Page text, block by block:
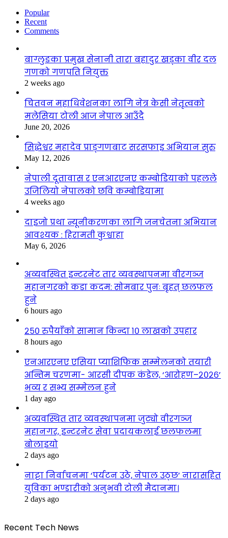
Popular
Recent
Comments
बाग्लुङका प्रमुख सेनानी तारा बहादुर खड्का वीर दल
गणको गणपति नियुक्त
2 weeks ago
चितवन महाधिवेशनका लागि नेत्र केसी नेतृत्वको
मलेसिया टोली आज नेपाल आउँदै
June 20, 2026
सिद्धेश्वर महादेव प्राङ्गणबाट सरसफाइ अभियान सुरु
May 12, 2026
नेपाली दूतावास र एनआरएनए कम्बोडियाको पहलले
उजिलियो नेपालको छवि कम्बोडियामा
4 weeks ago
दाइजो प्रथा न्यूनीकरणका लागि जनचेतना अभियान
आवश्यक : हिरामती कुश्वाहा
May 6, 2026
अव्यवस्थित इन्टरनेट तार व्यवस्थापनमा वीरगञ्ज
महानगरको कडा कदम: सोमबार पुनः बृहत् छलफल
हुने
6 hours ago
२५० रुपैयाँको सामान किन्दा १० लाखको उपहार
8 hours ago
एनआरएनए एसिया प्याशिफिक सम्मेलनको तयारी
अन्तिम चरणमा- आरसी दीपक कंडेल, ‘आरोहण–२०२६’
भव्य र सभ्य सम्मेलन हुने
1 day ago
अव्यवस्थित तार व्यवस्थापनमा जुट्यो वीरगञ्ज
महानगर, इन्टरनेट सेवा प्रदायकलाई छलफलमा
बोलाइयो
2 days ago
नाट्टा निर्वाचनमा ‘पर्यटन उठे, नेपाल उठ्छ’ नारासहित
युविका भण्डारीको अनुभवी टोली मैदानमा।
2 days ago
Recent Tech News